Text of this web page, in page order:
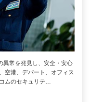
異常を発見し、安全・安心
空港、デパート、オフィス
ムのセキュリテ…